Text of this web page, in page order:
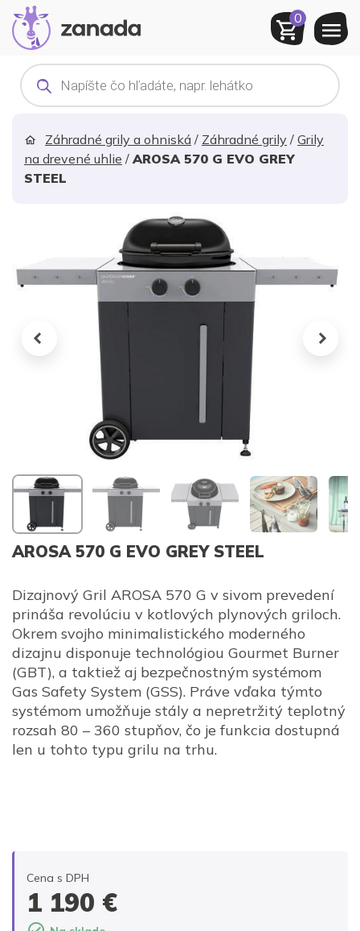
Products
search
0
Záhradné grily a ohniská / Záhradné grily / Grily
na drevené uhlie /AROSA 570 G EVO GREY
STEEL
AROSA 570 G EVO GREY STEEL
Dizajnový Gril AROSA 570 G v sivom prevedení
prináša revolúciu v kotlových plynových griloch.
Okrem svojho minimalistického moderného
dizajnu disponuje technológiou Gourmet Burner
(GBT), a taktiež aj bezpečnostným systémom
Gas Safety System (GSS). Práve vďaka týmto
systémom umožňuje stály a nepretržitý teplotný
rozsah 80 – 360 stupňov, čo je funkcia dostupná
len u tohto typu grilu na trhu.
Cena s DPH
1 190 €